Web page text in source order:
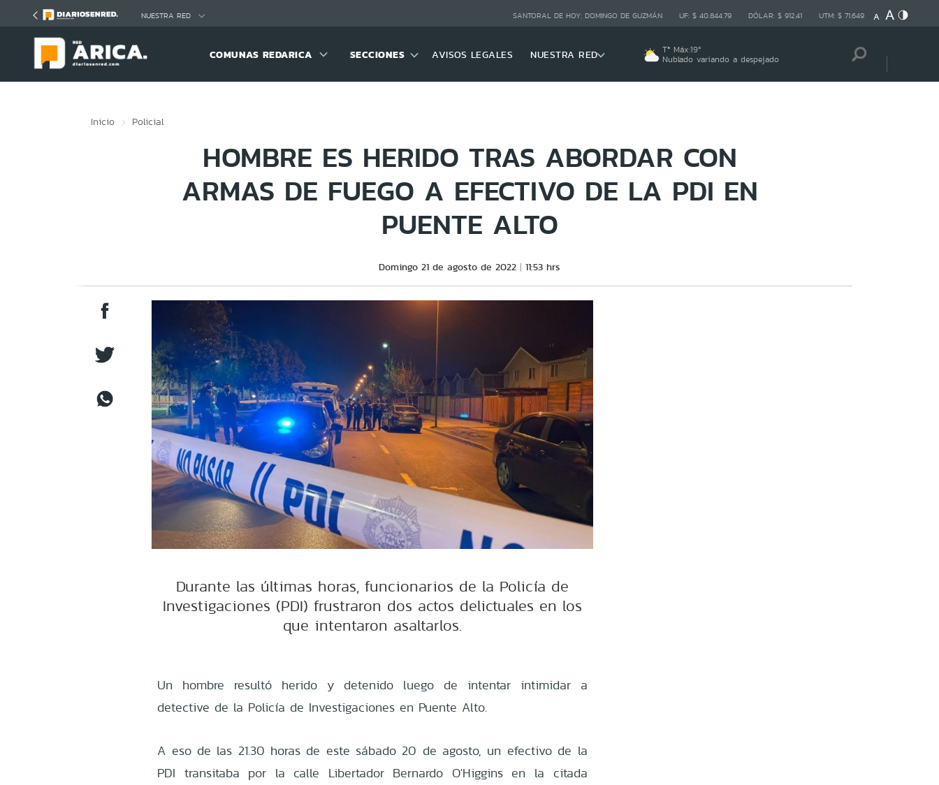
NUESTRA RED SANTORAL DE HOY: DOMINGO DE GUZMÁN UF: $ 40.844,79 DÓLAR: $ 912,41 UTM: $ 71.649
COMUNAS REDARICA SECCIONES AVISOS LEGALES NUESTRA RED Tª Máx:19º
Nublado variando a despejado
Inicio Policial
HOMBRE ES HERIDO TRAS ABORDAR CON
ARMAS DE FUEGO A EFECTIVO DE LA PDI EN
PUENTE ALTO
Domingo 21 de agosto de 2022 11:53 hrs
Durante las últimas horas, funcionarios de la Policía de
Investigaciones (PDI) frustraron dos actos delictuales en los
que intentaron asaltarlos.
Un hombre resultó herido y detenido luego de intentar intimidar a
detective de la Policía de Investigaciones en Puente Alto.
A eso de las 21.30 horas de este sábado 20 de agosto, un efectivo de la
PDI transitaba por la calle Libertador Bernardo O'Higgins en la citada